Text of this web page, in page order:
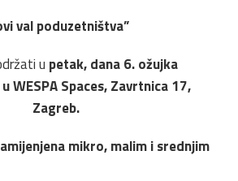
val poduzetništva”
u petak, dana 6. ožujka
WESPA Spaces, Zavrtnica 17,
Zagreb.
mikro, malim i srednjim